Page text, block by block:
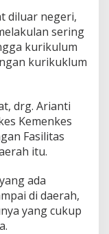
diluar negeri,
sering
kurikulum
kurikuklum
drg. Arianti
Kemenkes
Fasilitas
itu.
ada
di daerah,
yang cukup